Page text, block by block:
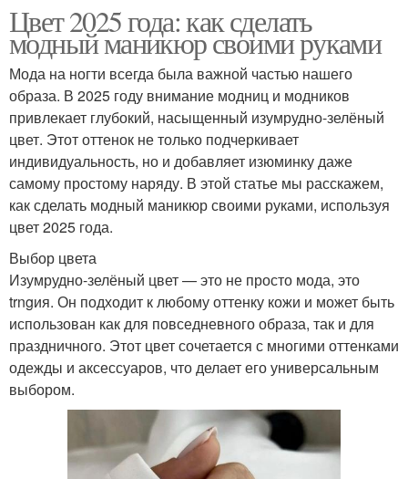
Цвет 2025 года: как сделать
модный маникюр своими руками
Мода на ногти всегда была важной частью нашего
образа. В 2025 году внимание модниц и модников
привлекает глубокий, насыщенный изумрудно-зелёный
цвет. Этот оттенок не только подчеркивает
индивидуальность, но и добавляет изюминку даже
самому простому наряду. В этой статье мы расскажем,
как сделать модный маникюр своими руками, используя
цвет 2025 года.
Выбор цвета
Изумрудно-зелёный цвет — это не просто мода, это
trngия. Он подходит к любому оттенку кожи и может быть
использован как для повседневного образа, так и для
праздничного. Этот цвет сочетается с многими оттенками
одежды и аксессуаров, что делает его универсальным
выбором.